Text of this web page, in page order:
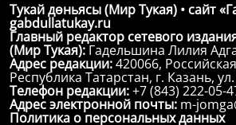
Тукай дөньясы (Мир Тукая) • сайт
gabdullatukay.ru
Главный редактор сетевого
(Мир Тукая): Гадельшина Лилия
Адрес редакции:420066,
Республика Татарстан, г. Казань,
Телефон редакции:+7 (843) 222-05-
Адрес электронной почты: m-
Политика о персональных данных